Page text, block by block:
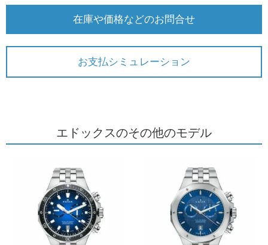
在庫や価格などのお問合せ
お支払シミュレーション
エドックスのその他のモデル